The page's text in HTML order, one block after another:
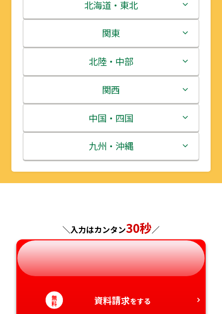
北海道・東北
北海道
青森県
岩手県
宮城県
秋田県
山形県
関東
茨城県
栃木県
群馬県
埼玉県
千葉県
神奈川県
北陸・中部
新潟県
富山県
石川県
福井県
長野県
岐阜県
関西
三重県
滋賀県
京都府
兵庫県
奈良県
中国・四国
鳥取県
島根県
広島県
山口県
九州・沖縄
福岡県
長崎県
熊本県
＼入力はカンタン30秒／
無
料 資料請求をする